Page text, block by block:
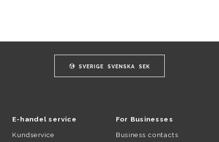
SVERIGE SVENSKA SEK
E-handel service
Kundservice
For Businesses
Business contacts